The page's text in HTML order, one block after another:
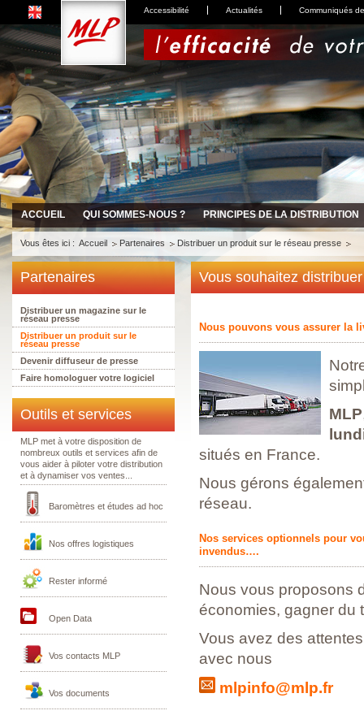
Accessibilité Actualités Communiqués
ACCUEIL QUI SOMMES-NOUS ? PRINCIPES DE LA DISTRIBUTION
Vous êtes ici : Accueil Partenaires Distribuer un produit sur le réseau presse
Partenaires
Distribuer un magazine sur le
réseau presse
Distribuer un produit sur le
réseau presse
Devenir diffuseur de presse
Faire homologuer votre logiciel
Outils et services
MLP met à votre disposition de
nombreux outils et services afin de
vous aider à piloter votre distribution
et à dynamiser vos ventes...
Baromètres et études ad hoc
Nos offres logistiques
Rester informé
Open Data
Vos contacts MLP
Vos documents
Vous souhaitez
Nous pouvons vous assurer la
MLP
situés en France.
Nous gérons
réseau.
Nos services optionnels pour
invendus….
Nous vous proposons
économies, gagner du
Vous avez des
avec nous
mlpinfo@mlp.fr